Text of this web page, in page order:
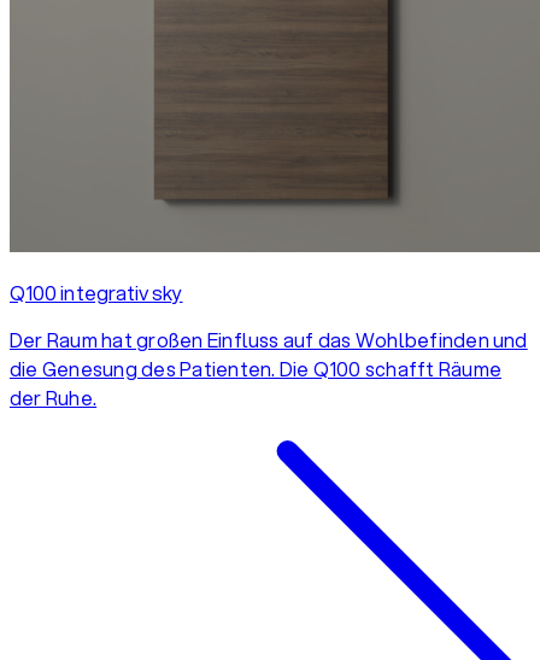
Q100 integrativ sky
Der Raum hat großen Einfluss auf das Wohlbefinden und
die Genesung des Patienten. Die Q100 schafft Räume
der Ruhe.